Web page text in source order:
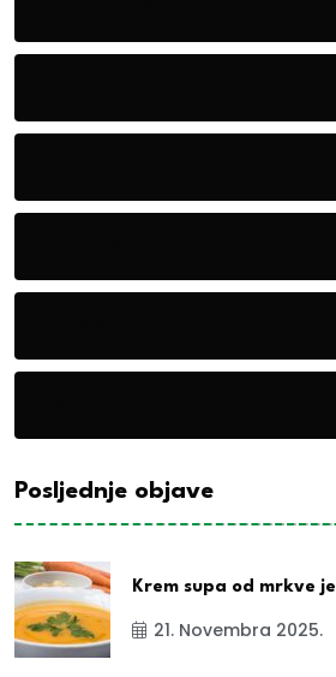
Posljednje objave
Krem supa od mrkve je
21. Novembra 2025.